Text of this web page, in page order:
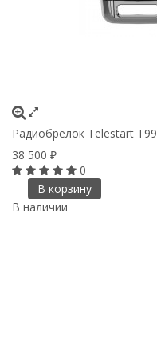
Радиобрелок Telestart T99
38 500 ₽
0
В корзину
В наличии